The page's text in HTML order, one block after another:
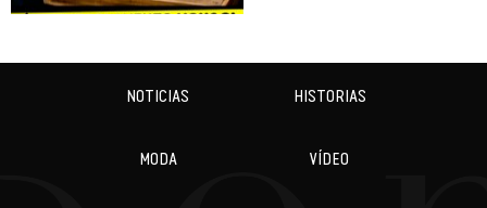
NOTICIAS HISTORIAS
MODA VÍDEO